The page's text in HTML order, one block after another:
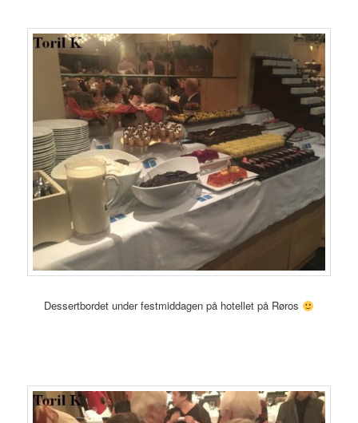
Dessertbordet under festmiddagen på hotellet på Røros